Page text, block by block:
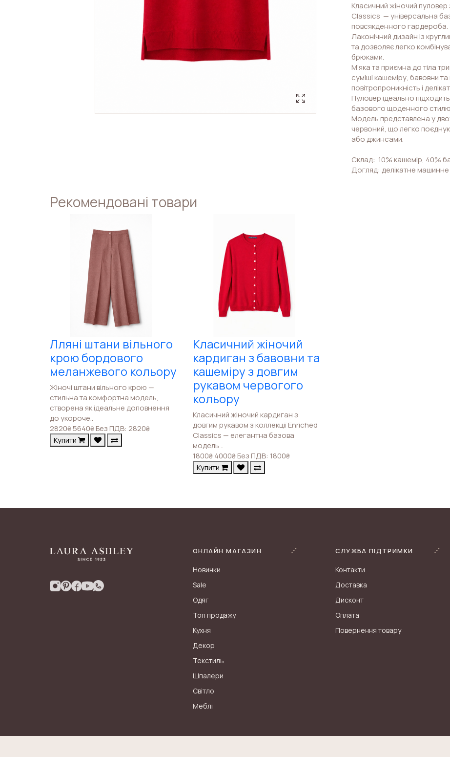
Класичний жіночий пуловер
Classics — універсальна
повсякденного гардероба.
Лаконічний дизайн із
та дозволяє легко
брюками.
М’яка та приємна до тіла
суміші кашеміру, бавовни
повітропроникність і
Пуловер ідеально
базового щоденного
Модель представлена у
червоний, що легко
або джинсами.
Склад: 10% кашемір, 40%
Догляд: делікатне
Рекомендовані товари
Лляні штани вільного
крою бордового
меланжевого кольору
Жіночі штани вільного крою —
стильна та комфортна модель,
створена як ідеальне доповнення
до укороче..
2820₴5640₴Без ПДВ: 2820₴
Купити
Класичний жіночий
кардиган з бавовни та
кашеміру з довгим
рукавом червогого
кольору
Класичний жіночий кардиган з
довгим рукавом з коллекції Enriched
Classics — елегантна базова
модель ..
1800₴ 4000₴Без ПДВ: 1800₴
Купити
ОНЛАЙН МАГАЗИН
Новинки
Sale
Одяг
Топ продажу
Кухня
Декор
Текстиль
Шпалери
Світло
Меблі
СЛУЖБА ПІДТРИМКИ
Контакти
Доставка
Дисконт
Оплата
Повернення товару